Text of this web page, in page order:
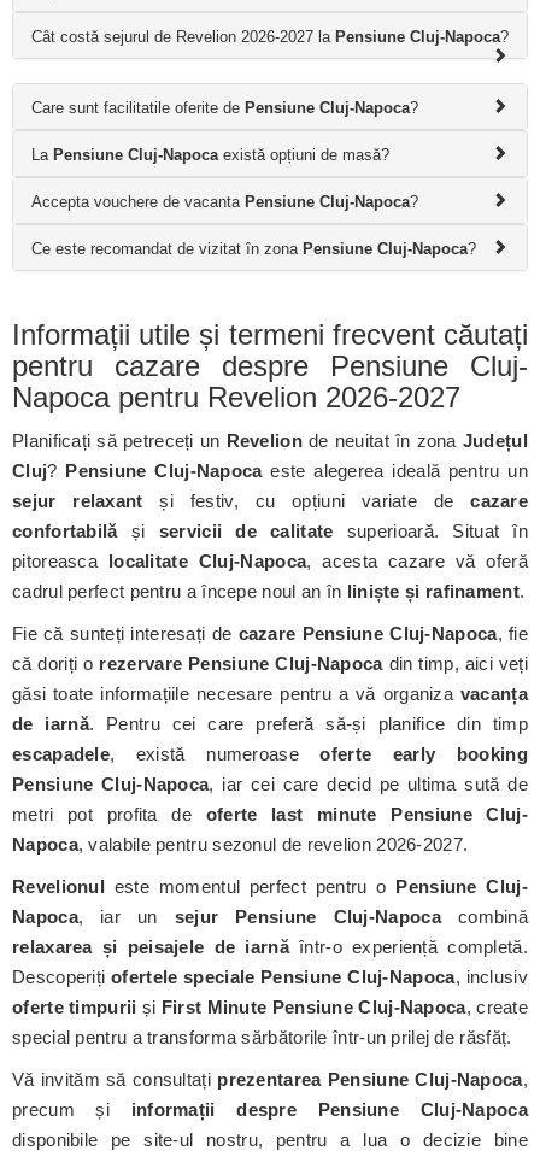
Cât costă sejurul de Revelion 2026-2027 la Pensiune Cluj-Napoca?
Care sunt facilitatile oferite de Pensiune Cluj-Napoca?
La Pensiune Cluj-Napoca există opțiuni de masă?
Accepta vouchere de vacanta Pensiune Cluj-Napoca?
Ce este recomandat de vizitat în zona Pensiune Cluj-Napoca?
Informații utile și termeni frecvent căutați
pentru cazare despre Pensiune Cluj-
Napoca pentru Revelion 2026-2027
Planificați să petreceți un Revelionde neuitat în zona Județul
Cluj? Pensiune Cluj-Napocaeste alegerea ideală pentru un
sejur relaxant și festiv, cu opțiuni variate decazare
confortabilăși servicii de calitate superioară. Situat în
pitoreasca localitate Cluj-Napoca, acesta cazare vă oferă
cadrul perfect pentru a începe noul an în liniște și rafinament.
Fie că sunteți interesați de cazare Pensiune Cluj-Napoca, fie
că doriți o rezervare Pensiune Cluj-Napocadin timp, aici veți
găsi toate informațiile necesare pentru a vă organiza vacanța
de iarnă. Pentru cei care preferă să-și planifice din timp
escapadele, există numeroaseoferte early booking
Pensiune Cluj-Napoca, iar cei care decid pe ultima sută de
metri pot profita de oferte last minute Pensiune Cluj-
Napoca, valabile pentru sezonul de revelion 2026-2027.
Revelionul este momentul perfect pentru o Pensiune Cluj-
Napoca, iar un sejur Pensiune Cluj-Napocacombină
relaxarea și peisajele de iarnăîntr-o experiență completă.
Descoperiți ofertele speciale Pensiune Cluj-Napoca, inclusiv
oferte timpurii și First Minute Pensiune Cluj-Napoca, create
special pentru a transforma sărbătorile într-un prilej de răsfăț.
Vă invităm să consultați prezentarea Pensiune Cluj-Napoca,
precum și informații despre Pensiune Cluj-Napoca
disponibile pe site-ul nostru, pentru a lua o decizie bine